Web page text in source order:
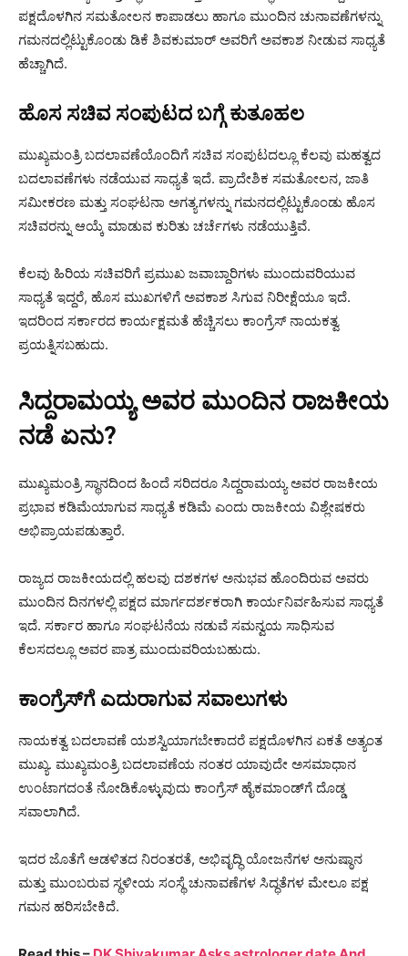
ಪಕ್ಷದೊಳಗಿನ ಸಮತೋಲನ ಕಾಪಾಡಲು ಹಾಗೂ ಮುಂದಿನ ಚುನಾವಣೆಗಳನ್ನು
ಗಮನದಲ್ಲಿಟ್ಟುಕೊಂಡು ಡಿಕೆ ಶಿವಕುಮಾರ್ ಅವರಿಗೆ ಅವಕಾಶ ನೀಡುವ ಸಾಧ್ಯತೆ
ಹೆಚ್ಚಾಗಿದೆ.
ಹೊಸ ಸಚಿವ ಸಂಪುಟದ ಬಗ್ಗೆ ಕುತೂಹಲ
ಮುಖ್ಯಮಂತ್ರಿ ಬದಲಾವಣೆಯೊಂದಿಗೆ ಸಚಿವ ಸಂಪುಟದಲ್ಲೂ ಕೆಲವು ಮಹತ್ವದ
ಬದಲಾವಣೆಗಳು ನಡೆಯುವ ಸಾಧ್ಯತೆ ಇದೆ. ಪ್ರಾದೇಶಿಕ ಸಮತೋಲನ, ಜಾತಿ
ಸಮೀಕರಣ ಮತ್ತು ಸಂಘಟನಾ ಅಗತ್ಯಗಳನ್ನು ಗಮನದಲ್ಲಿಟ್ಟುಕೊಂಡು ಹೊಸ
ಸಚಿವರನ್ನು ಆಯ್ಕೆ ಮಾಡುವ ಕುರಿತು ಚರ್ಚೆಗಳು ನಡೆಯುತ್ತಿವೆ.
ಕೆಲವು ಹಿರಿಯ ಸಚಿವರಿಗೆ ಪ್ರಮುಖ ಜವಾಬ್ದಾರಿಗಳು ಮುಂದುವರಿಯುವ
ಸಾಧ್ಯತೆ ಇದ್ದರೆ, ಹೊಸ ಮುಖಗಳಿಗೆ ಅವಕಾಶ ಸಿಗುವ ನಿರೀಕ್ಷೆಯೂ ಇದೆ.
ಇದರಿಂದ ಸರ್ಕಾರದ ಕಾರ್ಯಕ್ಷಮತೆ ಹೆಚ್ಚಿಸಲು ಕಾಂಗ್ರೆಸ್ ನಾಯಕತ್ವ
ಪ್ರಯತ್ನಿಸಬಹುದು.
ಸಿದ್ದರಾಮಯ್ಯ ಅವರ ಮುಂದಿನ ರಾಜಕೀಯ
ನಡೆ ಏನು?
ಮುಖ್ಯಮಂತ್ರಿ ಸ್ಥಾನದಿಂದ ಹಿಂದೆ ಸರಿದರೂ ಸಿದ್ದರಾಮಯ್ಯ ಅವರ ರಾಜಕೀಯ
ಪ್ರಭಾವ ಕಡಿಮೆಯಾಗುವ ಸಾಧ್ಯತೆ ಕಡಿಮೆ ಎಂದು ರಾಜಕೀಯ ವಿಶ್ಲೇಷಕರು
ಅಭಿಪ್ರಾಯಪಡುತ್ತಾರೆ.
ರಾಜ್ಯದ ರಾಜಕೀಯದಲ್ಲಿ ಹಲವು ದಶಕಗಳ ಅನುಭವ ಹೊಂದಿರುವ ಅವರು
ಮುಂದಿನ ದಿನಗಳಲ್ಲಿ ಪಕ್ಷದ ಮಾರ್ಗದರ್ಶಕರಾಗಿ ಕಾರ್ಯನಿರ್ವಹಿಸುವ ಸಾಧ್ಯತೆ
ಇದೆ. ಸರ್ಕಾರ ಹಾಗೂ ಸಂಘಟನೆಯ ನಡುವೆ ಸಮನ್ವಯ ಸಾಧಿಸುವ
ಕೆಲಸದಲ್ಲೂ ಅವರ ಪಾತ್ರ ಮುಂದುವರಿಯಬಹುದು.
ಕಾಂಗ್ರೆಸ್‌ಗೆ ಎದುರಾಗುವ ಸವಾಲುಗಳು
ನಾಯಕತ್ವ ಬದಲಾವಣೆ ಯಶಸ್ವಿಯಾಗಬೇಕಾದರೆ ಪಕ್ಷದೊಳಗಿನ ಏಕತೆ ಅತ್ಯಂತ
ಮುಖ್ಯ. ಮುಖ್ಯಮಂತ್ರಿ ಬದಲಾವಣೆಯ ನಂತರ ಯಾವುದೇ ಅಸಮಾಧಾನ
ಉಂಟಾಗದಂತೆ ನೋಡಿಕೊಳ್ಳುವುದು ಕಾಂಗ್ರೆಸ್ ಹೈಕಮಾಂಡ್‌ಗೆ ದೊಡ್ಡ
ಸವಾಲಾಗಿದೆ.
ಇದರ ಜೊತೆಗೆ ಆಡಳಿತದ ನಿರಂತರತೆ, ಅಭಿವೃದ್ಧಿ ಯೋಜನೆಗಳ ಅನುಷ್ಠಾನ
ಮತ್ತು ಮುಂಬರುವ ಸ್ಥಳೀಯ ಸಂಸ್ಥೆ ಚುನಾವಣೆಗಳ ಸಿದ್ಧತೆಗಳ ಮೇಲೂ ಪಕ್ಷ
ಗಮನ ಹರಿಸಬೇಕಿದೆ.